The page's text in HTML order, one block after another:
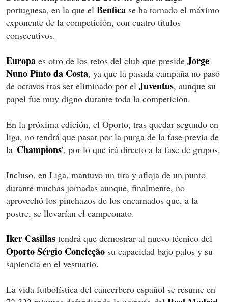
portuguesa, en la que el Benfica se ha tornado el máximo
exponente de la competición, con cuatro títulos
consecutivos.
Europa es otro de los retos del club que preside Jorge
Nuno Pinto da Costa, ya que la pasada campaña no pasó
de octavos tras ser eliminado por el Juventus, aunque su
papel fue muy digno durante toda la competición.
En la próxima edición, el Oporto, tras quedar segundo en
liga, no tendrá que pasar por la purga de la fase previa de
la 'Champions', por lo que irá directo a la fase de grupos.
Incluso, en Liga, mantuvo un tira y afloja de un punto
durante muchas jornadas aunque, finalmente, no
aprovechó los pinchazos de los encarnados que, a la
postre, se llevarían el campeonato.
Iker Casillas tendrá que demostrar al nuevo técnico del
OportoSérgio Concieção su capacidad bajo palos y su
sapiencia en el vestuario.
La vida futbolística del cancerbero español se resume en